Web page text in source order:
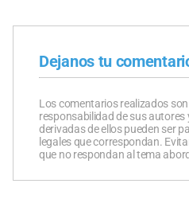
Dejanos tu
Los comentarios realizados
responsabilidad de sus autores
derivadas de ellos pueden ser
legales que correspondan.
que no respondan al tema